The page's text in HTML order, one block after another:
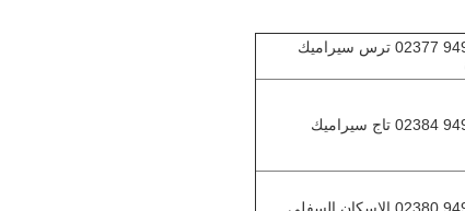
9498396 02377 ترس سيراميك
سيراميك